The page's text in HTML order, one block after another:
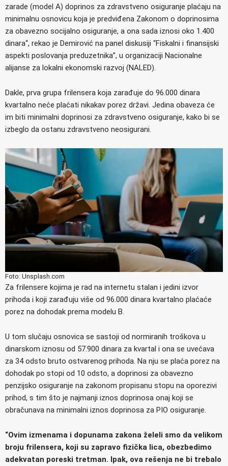
zarade (model A) doprinos za zdravstveno osiguranje plaćaju na
minimalnu osnovicu koja je predviđena Zakonom o doprinosima
za obavezno socijalno osiguranje, a ona sada iznosi oko 1.400
dinara“, rekao je Demirović na panel diskusiji “Fiskalni i finansijski
aspekti poslovanja preduzetnika”, u organizaciji Nacionalne
alijanse za lokalni ekonomski razvoj (NALED).
Dakle, prva grupa frilensera koja zarađuje do 96.000 dinara
kvartalno neće plaćati nikakav porez državi. Jedina obaveza će
im biti minimalni doprinosi za zdravstveno osiguranje, kako bi se
izbeglo da ostanu zdravstveno neosigurani.
Foto: Unsplash.com
Za frilensere kojima je rad na internetu stalan i jedini izvor
prihoda i koji zarađuju više od 96.000 dinara kvartalno plaćaće
porez na dohodak prema modelu B.
U tom slučaju osnovica se sastoji od normiranih troškova u
dinarskom iznosu od 57.900 dinara za kvartal i ona se uvećava
za 34 odsto bruto ostvarenog prihoda. Na nju se plaća porez na
dohodak po stopi od 10 odsto, a doprinosi za obavezno
penzijsko osiguranje na zakonom propisanu stopu na oporezivi
prihod, s tim što je najmanji iznos doprinosa onaj koji se
obračunava na minimalni iznos doprinosa za PIO osiguranje.
“Ovim izmenama i dopunama zakona želeli smo da velikom
broju frilensera, koji su zapravo fizička lica, obezbedimo
adekvatan poreski tretman. Ipak, ova rešenja ne bi trebalo